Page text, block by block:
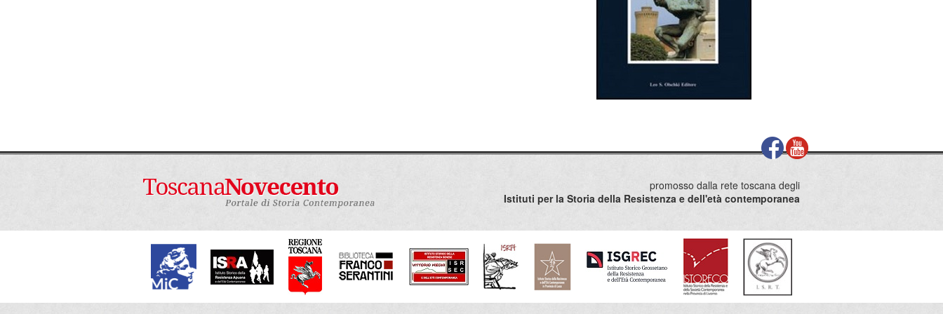
quella classica di quartiere periferico, popolare, povero e ghettizzato. Esse infatti mostrano storie di
era loro possibile al senso di comunità e di sostegno reciproco. Il “Punto Incontro Donna”, così
come altre realtà del secondo dopoguerra, volute e dirette dagli abitanti stessi del rione, sono
riusciti a creare una vera e propria comunità, a dare vita, a livello culturale e sociale, a uno dei
La prima parte dell’articolo.
nota:
promosso dalla rete toscana degli
Istituti per la Storia della Resistenza e dell'età contemporanea